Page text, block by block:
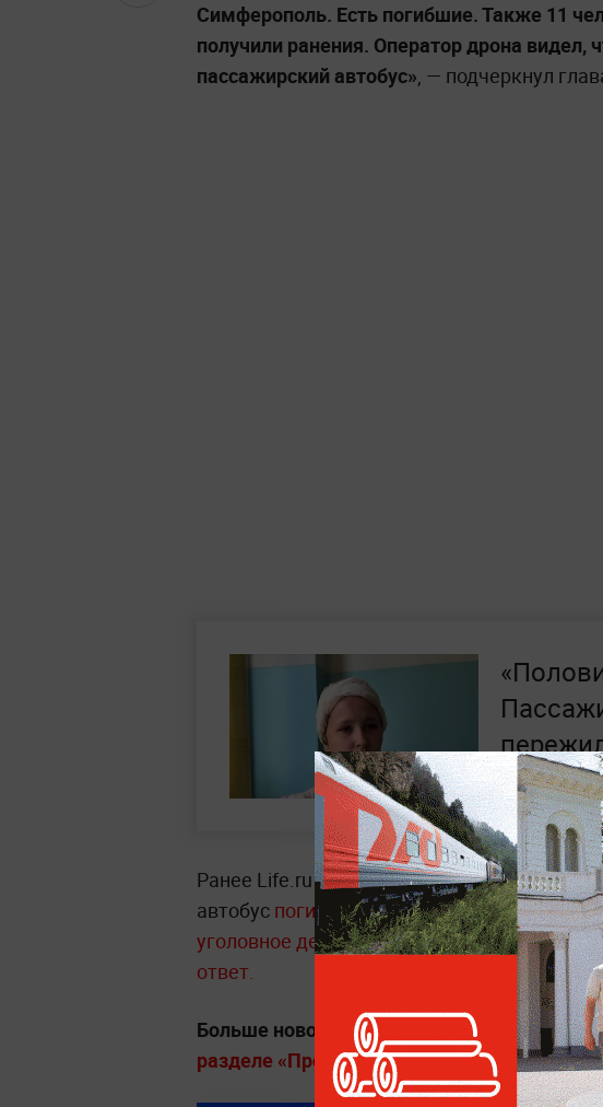
Симферополь. Есть погибшие. Также 11
получили ранения. Оператор дрона видел,
пассажирский автобус», — подчеркнул
Ранее Life.ru писал, чтоутром 3 июняв
автобус погибли восемь человек.
уголовное дело о теракте, а в МИД РФ
ответ.
Больше новостей о ЧП, авариях и
разделе «Происшествия» на Life.ru.